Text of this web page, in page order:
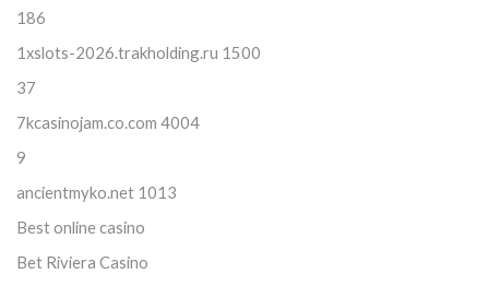
186
1xslots-2026.trakholding.ru 1500
37
7kcasinojam.co.com 4004
9
ancientmyko.net 1013
Best online casino
Bet Riviera Casino